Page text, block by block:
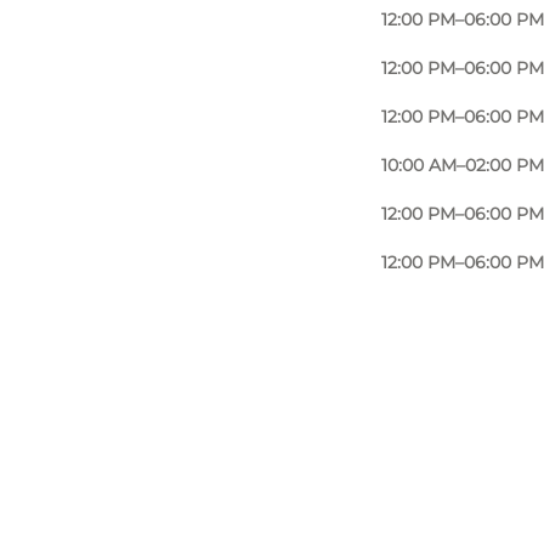
12:00 PM–06:00 PM
12:00 PM–06:00 PM
12:00 PM–06:00 PM
10:00 AM–02:00 PM
12:00 PM–06:00 PM
12:00 PM–06:00 PM